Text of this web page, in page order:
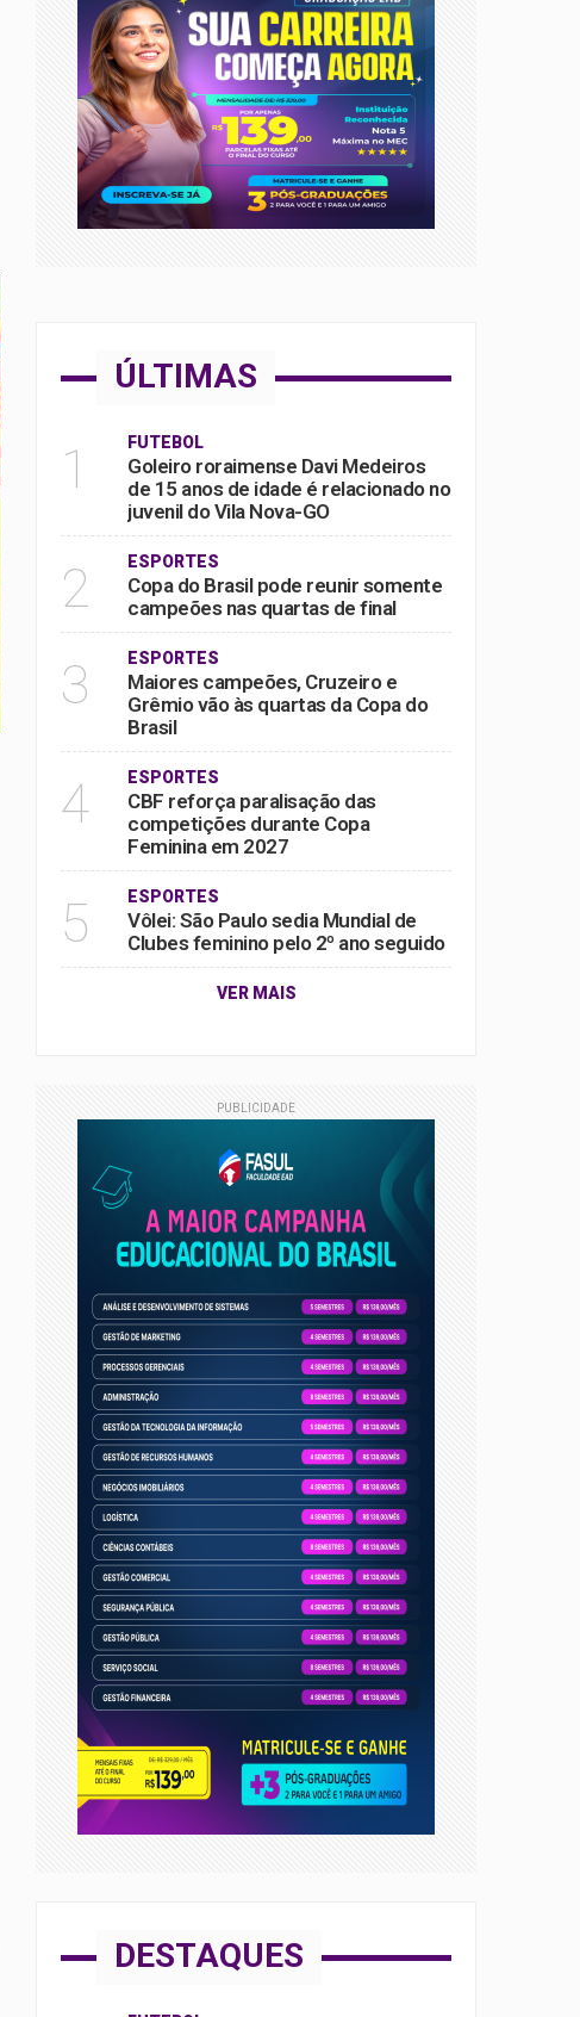
ÚLTIMAS
1 FUTEBOL
Goleiro roraimense Davi Medeiros
de 15 anos de idade é relacionado no
juvenil do Vila Nova-GO
2 ESPORTES
Copa do Brasil pode reunir somente
campeões nas quartas de final
3 ESPORTES
Maiores campeões, Cruzeiro e
Grêmio vão às quartas da Copa do
Brasil
4 ESPORTES
CBF reforça paralisação das
competições durante Copa
Feminina em 2027
5 ESPORTES
Vôlei: São Paulo sedia Mundial de
Clubes feminino pelo 2º ano seguido
VER MAIS
PUBLICIDADE
DESTAQUES